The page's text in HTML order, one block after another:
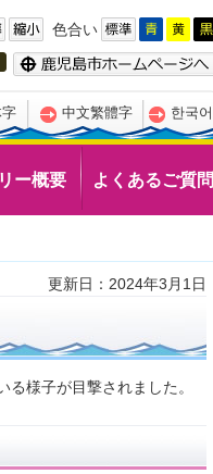
色合い
中文繁體字 한국어
ー概要 よくあるご質問
更新日：2024年3月1日
様子が目撃されました。